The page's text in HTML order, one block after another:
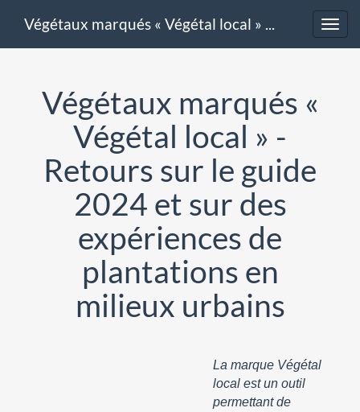
Végétaux marqués «
Végétal local » -
Retours sur le guide
2024 et sur des
expériences de
plantations en
milieux urbains
La marque Végétal
local est un outil
permettant de